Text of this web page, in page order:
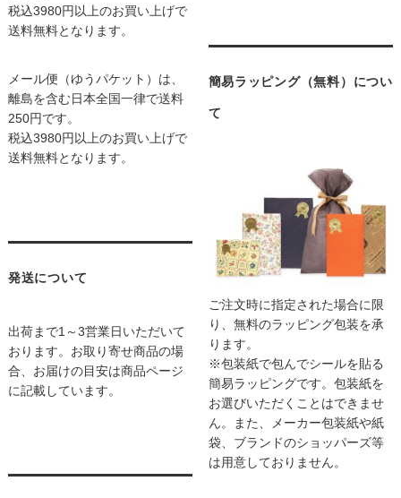
税込3980円以上のお買い上げで
送料無料となります。
メール便（ゆうパケット）は、
離島を含む日本全国一律で送料
250円です。
税込3980円以上のお買い上げで
送料無料となります。
発送について
出荷まで1～3営業日いただいて
おります。お取り寄せ商品の場
合、お届けの目安は商品ページ
に記載しています。
簡易ラッピング（無料）につい
て
ご注文時に指定された場合に限
り、無料のラッピング包装を承
ります。
※包装紙で包んでシールを貼る
簡易ラッピングです。包装紙を
お選びいただくことはできませ
ん。また、メーカー包装紙や紙
袋、ブランドのショッパーズ等
は用意しておりません。